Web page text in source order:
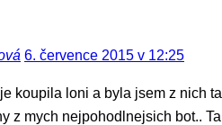
6. července 2015 v 12:25
koupila loni a byla jsem z nich
z mych nejpohodlnejsich bot..